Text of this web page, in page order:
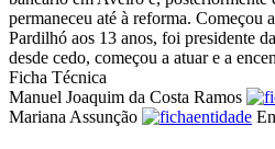
permaneceu até à reforma. Começou
Pardilhó aos 13 anos, foi presidente
desde cedo, começou a atuar e a
Ficha Técnica
Manuel Joaquim da Costa Ramos
Mariana Assunção